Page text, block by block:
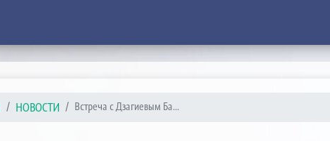
НОВОСТИ Встреча с Дзагиевым Ба...